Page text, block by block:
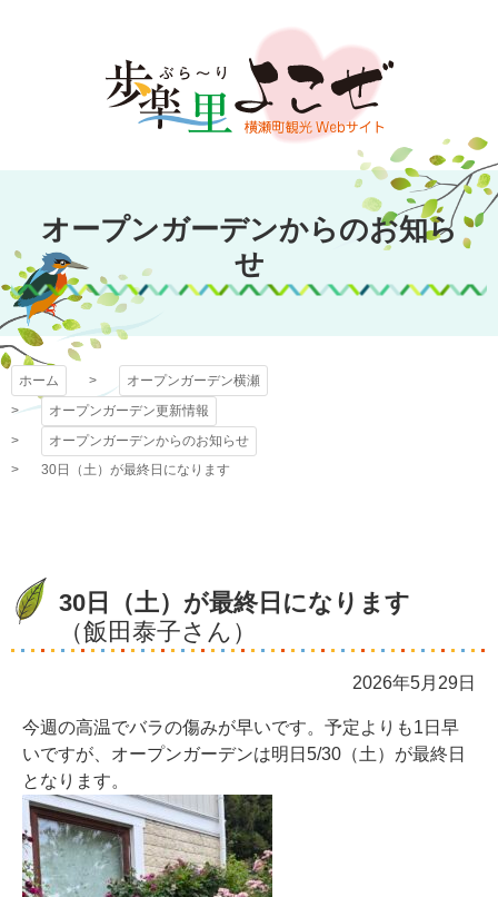
文
キ
プ
オープンガーデン
横瀬
オープンガーデンからのお知ら
せ
ホーム
オープンガーデン横瀬
オープンガーデン更新情報
オープンガーデンからのお知らせ
30日（土）が最終日になります
30日（土）が最終日になります
（飯田泰子さん）
2026年5月29日
今週の高温でバラの傷みが早いです。予定よりも1日早
いですが、オープンガーデンは明日5/30（土）が最終日
となります。